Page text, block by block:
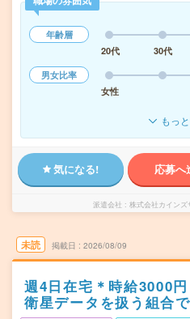
年齢層
20代
30代
男女比率
女性
もっ
気になる! 応募へ
派遣会社 株式会社カイン
未読 掲載日 2026/08/09
週4日在宅＊時給3000
衛星データを扱う組合